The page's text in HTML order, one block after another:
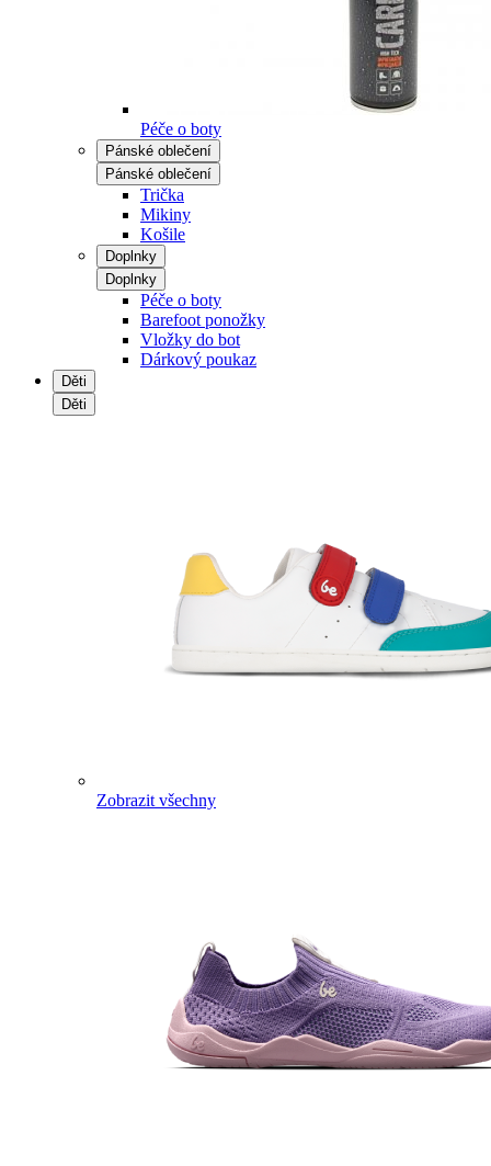
Péče o boty
Pánské oblečení
Pánské oblečení
Trička
Mikiny
Košile
Doplnky
Doplnky
Péče o boty
Barefoot ponožky
Vložky do bot
Dárkový poukaz
Děti
Děti
Zobrazit všechny